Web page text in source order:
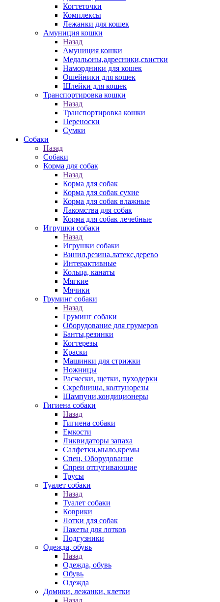
Когтеточки
Комплексы
Лежанки для кошек
Амуниция кошки
Назад
Амуниция кошки
Медальоны,адресники,свистки
Намордники для кошек
Ошейники для кошек
Шлейки для кошек
Транспортировка кошки
Назад
Транспортировка кошки
Переноски
Сумки
Собаки
Назад
Собаки
Корма для собак
Назад
Корма для собак
Корма для собак сухие
Корма для собак влажные
Лакомства для собак
Корма для собак лечебные
Игрушки собаки
Назад
Игрушки собаки
Винил,резина,латекс,дерево
Интерактивные
Кольца, канаты
Мягкие
Мячики
Груминг собаки
Назад
Груминг собаки
Оборудование для грумеров
Банты,резинки
Когтерезы
Краски
Машинки для стрижки
Ножницы
Расчески, щетки, пуходерки
Скребницы, колтунорезы
Шампуни,кондиционеры
Гигиена собаки
Назад
Гигиена собаки
Емкости
Ликвидаторы запаха
Салфетки,мыло,кремы
Спец. Оборудование
Спреи отпугивающие
Трусы
Туалет собаки
Назад
Туалет собаки
Коврики
Лотки для собак
Пакеты для лотков
Подгузники
Одежда, обувь
Назад
Одежда, обувь
Обувь
Одежда
Домики, лежанки, клетки
Назад